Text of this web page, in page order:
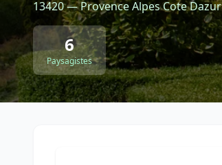
13420 — Provence Alpes Cote Dazur
6
Paysagistes